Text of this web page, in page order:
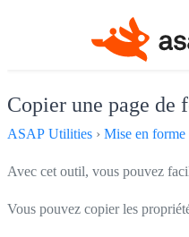
Copier une page de
ASAP Utilities › Mise en forme
Avec cet outil, vous pouvez
Vous pouvez copier les